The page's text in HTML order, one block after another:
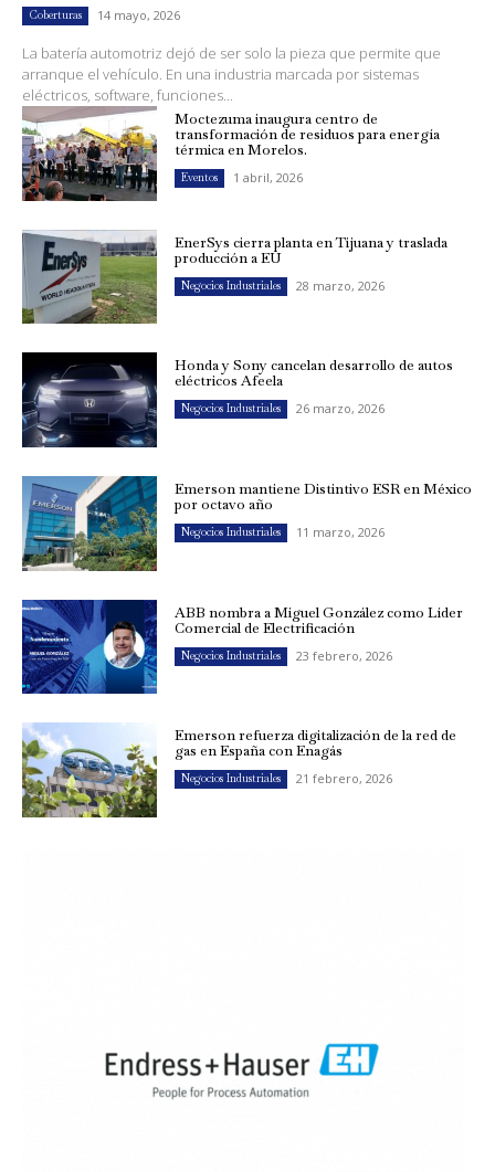
Coberturas 14 mayo, 2026
La batería automotriz dejó de ser solo la pieza que permite que
arranque el vehículo. En una industria marcada por sistemas
eléctricos, software, funciones...
Moctezuma inaugura centro de
transformación de residuos para energía
térmica en Morelos.
Eventos 1 abril, 2026
EnerSys cierra planta en Tijuana y traslada
producción a EU
Negocios Industriales 28 marzo, 2026
Honda y Sony cancelan desarrollo de autos
eléctricos Afeela
Negocios Industriales 26 marzo, 2026
Emerson mantiene Distintivo ESR en México
por octavo año
Negocios Industriales 11 marzo, 2026
ABB nombra a Miguel González como Líder
Comercial de Electrificación
Negocios Industriales 23 febrero, 2026
Emerson refuerza digitalización de la red de
gas en España con Enagás
Negocios Industriales 21 febrero, 2026